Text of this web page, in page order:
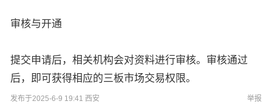
审核与开通
提交申请后，相关机构会对资料进行审核。审核通过
后，即可获得相应的三板市场交易权限。
发布于2025-6-9 19:41 西安 举报